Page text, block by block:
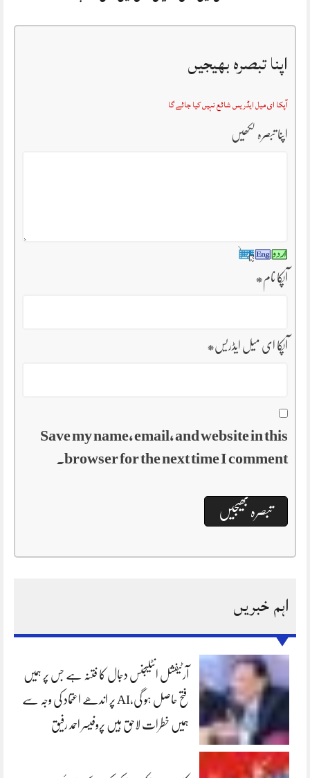
اپنا تبصرہ بھیجیں
آپکا ای میل ایڈریس شائع نہیں کیا جائے گا
اپنا تبصرہ لکھیں
آپکا نام*
آپکا ای میل ایڈریس*
Save my name, email, and website in this
browser for the next time I comment.
اہم خبریں
آرٹیفشل انٹلیجنس دجال کا فتنہ ہے جس پر ہمیں
فتح حاصل ہو گی،AI پر اندھے اعتماد کی وجہ سے
ہمیں خطرات لاحق ہیں پروفیسر احمد رفیق